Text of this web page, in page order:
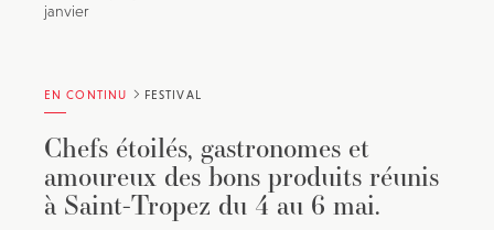
janvier
EN CONTINU FESTIVAL
Chefs étoilés, gastronomes et
amoureux des bons produits réunis
à Saint-Tropez du 4 au 6 mai.